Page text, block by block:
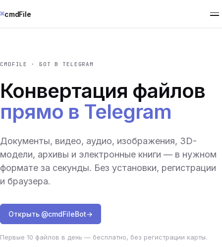
⌘cmdFile
CMDFILE · БОТ В TELEGRAM
Конвертация файлов
прямо в Telegram
Документы, видео, аудио, изображения, 3D-
модели, архивы и электронные книги — в нужном
формате за секунды. Без установки, регистрации
и браузера.
Открыть @cmdFileBot→
Первые 10 файлов в день — бесплатно, без регистрации карты.